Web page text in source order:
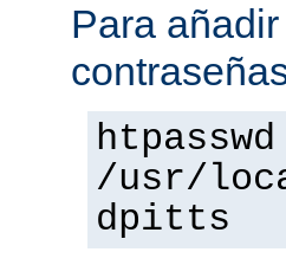
Para
htpasswd
/usr/
dpitts